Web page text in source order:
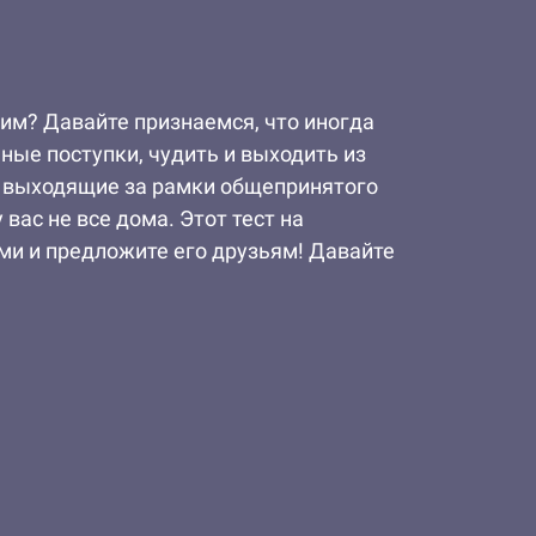
Давайте признаемся, что иногда
поступки, чудить и выходить из
за рамки общепринятого
не все дома. Этот тест на
и предложите его друзьям! Давайте